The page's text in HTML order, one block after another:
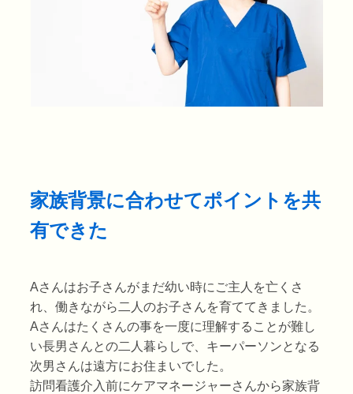
家族背景に合わせてポイントを共
有できた
Aさんはお子さんがまだ幼い時にご主人を亡くさ
れ、働きながら二人のお子さんを育ててきました。
Aさんはたくさんの事を一度に理解することが難し
い長男さんとの二人暮らしで、キーパーソンとなる
次男さんは遠方にお住まいでした。
訪問看護介入前にケアマネージャーさんから家族背